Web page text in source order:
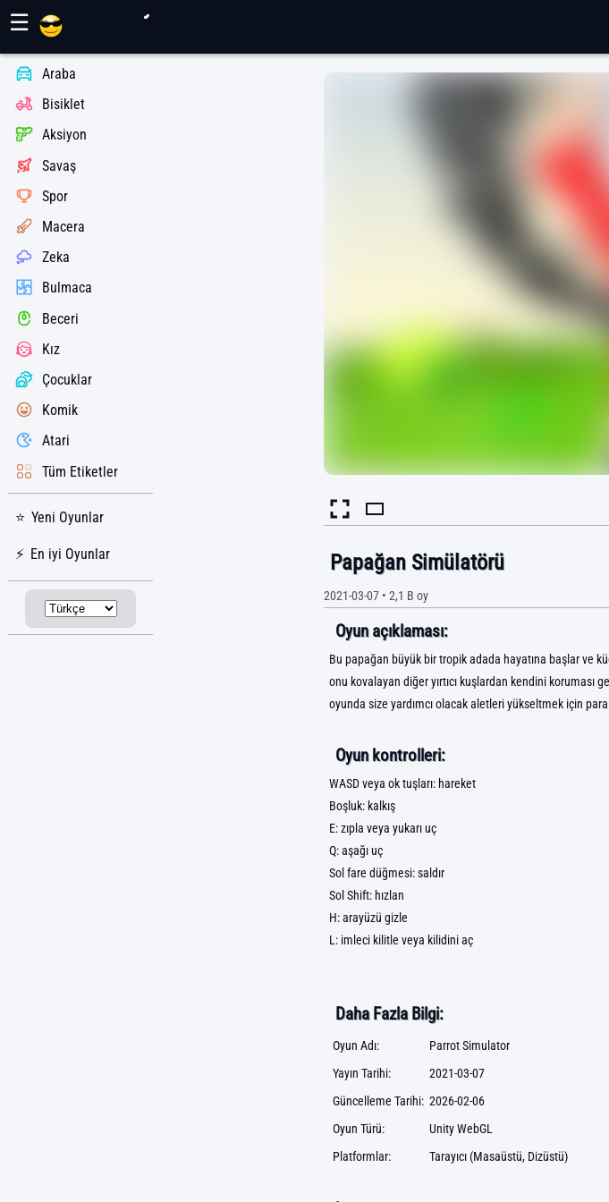
☰
Araba
Bisiklet
Aksiyon
Savaş
Spor
Macera
Zeka
Bulmaca
Beceri
Kız
Çocuklar
Komik
Atari
Tüm Etiketler
Yeni Oyunlar
En iyi Oyunlar Papağan Simülatörü
2021-03-07• 2,1 B oy
Oyun açıklaması:
Bu papağan büyük bir tropik adada hayatına başlar ve
onu kovalayan diğer yırtıcı kuşlardan kendini koruması
oyunda size yardımcı olacak aletleri yükseltmek için
Oyun kontrolleri:
WASD veya ok tuşları: hareket
Boşluk: kalkış
E: zıpla veya yukarı uç
Q: aşağı uç
Sol fare düğmesi: saldır
Sol Shift: hızlan
H: arayüzü gizle
L: imleci kilitle veya kilidini aç
Daha Fazla Bilgi:
Oyun Adı:
Parrot Simulator
Yayın Tarihi:
2021-03-07
Güncelleme Tarihi: 2026-02-06
Oyun Türü:
Unity WebGL
Platformlar:
Tarayıcı (Masaüstü, Dizüstü)